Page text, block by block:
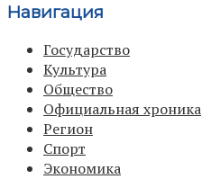
Навигация
Государство
Культура
Общество
Официальная хроника
Регион
Спорт
Экономика